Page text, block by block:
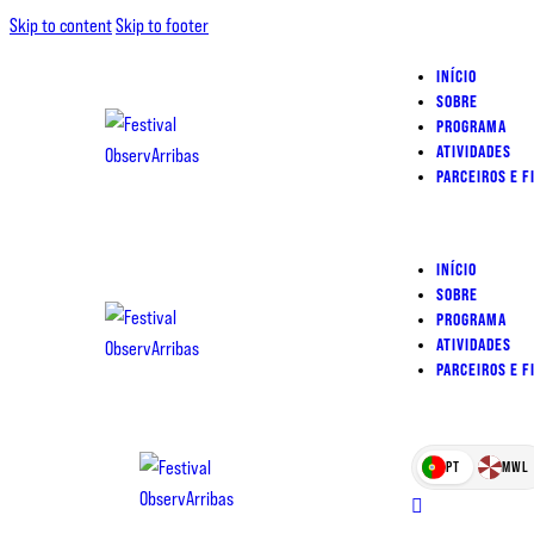
Skip to contentSkip to footer
INÍCIO
SOBRE
PROGRAMA
ATIVIDADES
PARCEIROS E
INÍCIO
SOBRE
PROGRAMA
ATIVIDADES
PARCEIROS E
PT MWL